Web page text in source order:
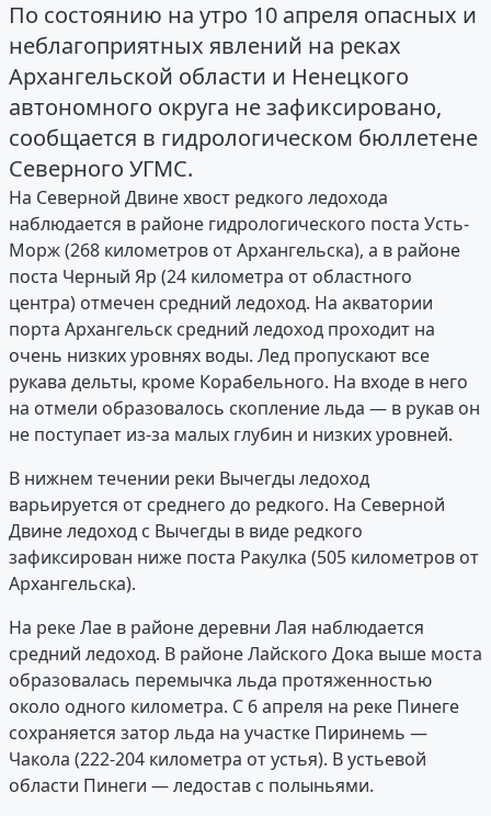
По состоянию на утро 10 апреля опасных и
неблагоприятных явлений на реках
Архангельской области и Ненецкого
автономного округа не зафиксировано,
сообщается в гидрологическом бюллетене
Северного УГМС.
На Северной Двине хвост редкого ледохода
наблюдается в районе гидрологического поста Усть-
Морж (268 километров от Архангельска), а в районе
поста Черный Яр (24 километра от областного
центра) отмечен средний ледоход. На акватории
порта Архангельск средний ледоход проходит на
очень низких уровнях воды. Лед пропускают все
рукава дельты, кроме Корабельного. На входе в него
на отмели образовалось скопление льда — в рукав он
не поступает из-за малых глубин и низких уровней.
В нижнем течении реки Вычегды ледоход
варьируется от среднего до редкого. На Северной
Двине ледоход с Вычегды в виде редкого
зафиксирован ниже поста Ракулка (505 километров от
Архангельска).
На реке Лае в районе деревни Лая наблюдается
средний ледоход. В районе Лайского Дока выше моста
образовалась перемычка льда протяженностью
около одного километра. С 6 апреля на реке Пинеге
сохраняется затор льда на участке Пиринемь —
Чакола (222-204 километра от устья). В устьевой
области Пинеги — ледостав с полыньями.